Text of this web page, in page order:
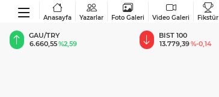
Anasayfa Yazarlar Foto Galeri Video Galeri Fikstür
BIST 100
13.779,39%-0,14
USD
47,6787%0,18